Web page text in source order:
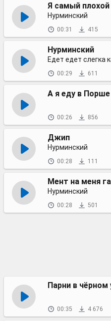
Я самый
Нурминский
00:31 415
Нурминский
Едет едет слегка
00:29 611
А я еду в Порше
00:26 856
Джип
Нурминский
00:28 111
Мент на меня
Нурминский
00:28 501
Парни в чёрном
00:35 4 676